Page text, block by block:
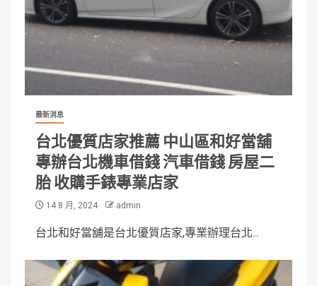
最新消息
台北優質店家推薦 中山區和好當舖
專辦台北機車借錢 汽車借錢 房屋二
胎 收購手錶專業店家
14 8 月, 2024 admin
台北和好當舖是台北優質店家,專業辦理台北...